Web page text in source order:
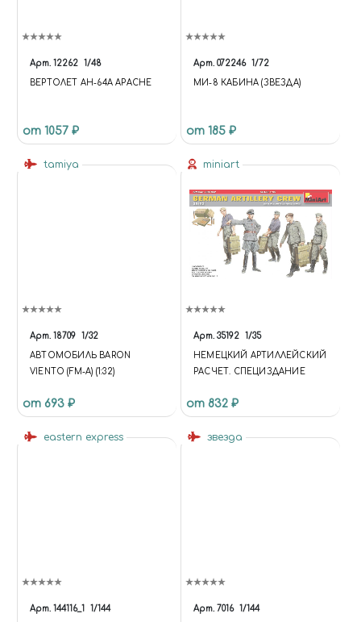
Арт. 12262 1/48
ВЕРТОЛЕТ AH-64A APACHE
от 1057 ₽
Арт. 072246 1/72
МИ-8 КАБИНА (ЗВЕЗДА)
от 185 ₽
tamiya
Арт. 18709 1/32
АВТОМОБИЛЬ BARON
VIENTO (FM-A) (1:32)
от 693 ₽
miniart
Арт. 35192 1/35
НЕМЕЦКИЙ АРТИЛЛЕЙСКИЙ
РАСЧЕТ. СПЕЦИЗДАНИЕ
от 832 ₽
eastern express
Арт. 144116_1 1/144
звезда
Арт. 7016 1/144